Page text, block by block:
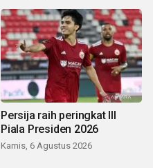
Persija raih peringkat III
Piala Presiden 2026
Kamis, 6 Agustus 2026